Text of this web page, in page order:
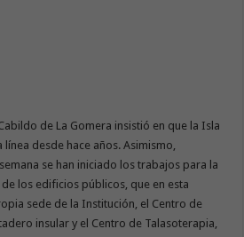
de La Gomera insistió en que la Isla
desde hace años. Asimismo,
se han iniciado los trabajos para la
los edificios públicos, que en esta
sede de la Institución, el Centro de
insular y el Centro de Talasoterapia,